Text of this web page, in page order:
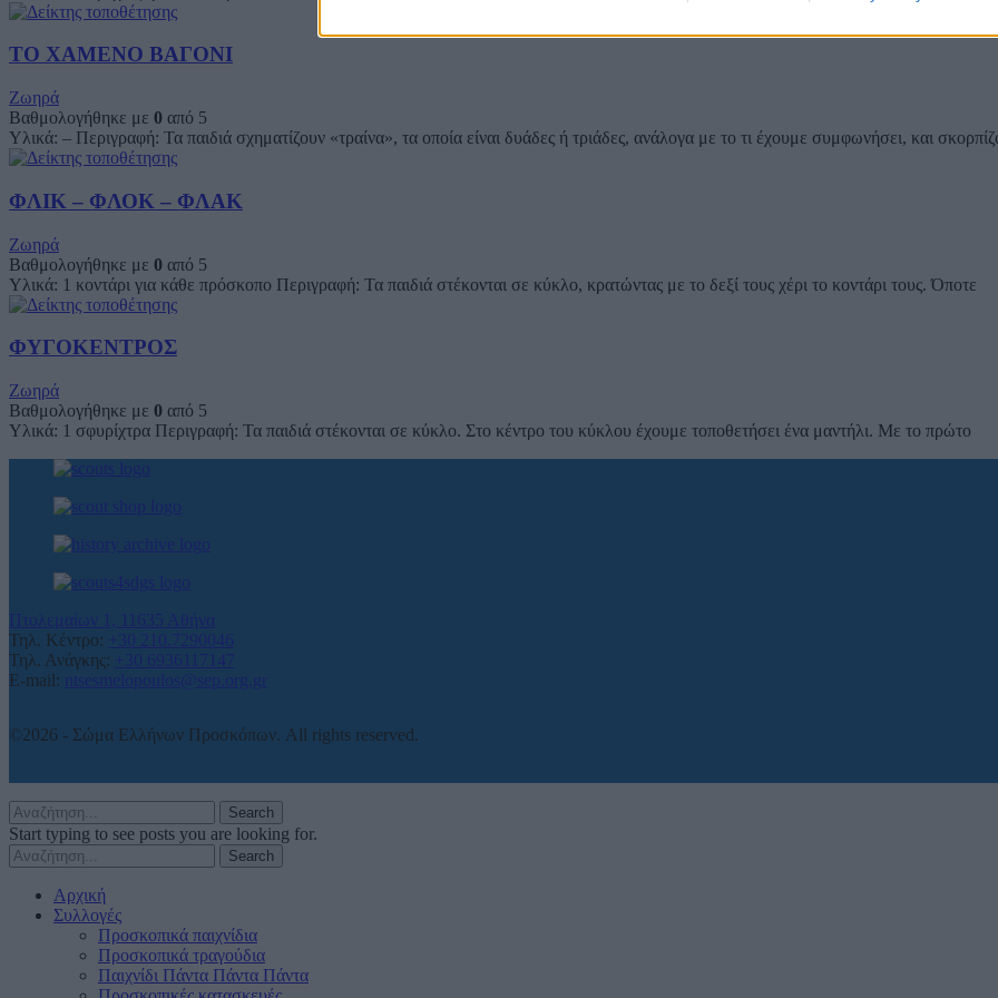
ΤΟ ΧΑΜΕΝΟ ΒΑΓΟΝΙ
Ζωηρά
Βαθμολογήθηκε με 0 από 5
Υλικά: – Περιγραφή: Τα παιδιά σχηματίζουν «τραίνα», τα οποία είναι δυάδες ή τριάδες, ανάλογα με το τι έχουμε συμφωνήσει, και
ΦΛΙΚ – ΦΛΟΚ – ΦΛΑΚ
Ζωηρά
Βαθμολογήθηκε με 0 από 5
Υλικά: 1 κοντάρι για κάθε πρόσκοπο Περιγραφή: Τα παιδιά στέκονται σε κύκλο, κρατώντας με το δεξί τους χέρι το κοντάρι τους. Όποτε
ΦΥΓΟΚΕΝΤΡΟΣ
Ζωηρά
Βαθμολογήθηκε με 0 από 5
Υλικά: 1 σφυρίχτρα Περιγραφή: Τα παιδιά στέκονται σε κύκλο. Στο κέντρο του κύκλου έχουμε τοποθετήσει ένα μαντήλι. Με το πρώτο
Πτολεμαίων 1, 11635 Αθήνα
Τηλ. Κέντρο:
+30 210.7290046
Τηλ. Ανάγκης:
+30 6936117147
E-mail:
ntsesmelopoulos@sep.org.gr
©2026 - Σώμα Ελλήνων Προσκόπων. All rights reserved.
Search
Start typing to see posts you are looking for.
Search
Αρχική
Συλλογές
Προσκοπικά παιχνίδια
Προσκοπικά τραγούδια
Παιχνίδι Πάντα Πάντα Πάντα